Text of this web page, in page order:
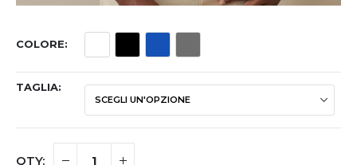
COLORE
TAGLIA